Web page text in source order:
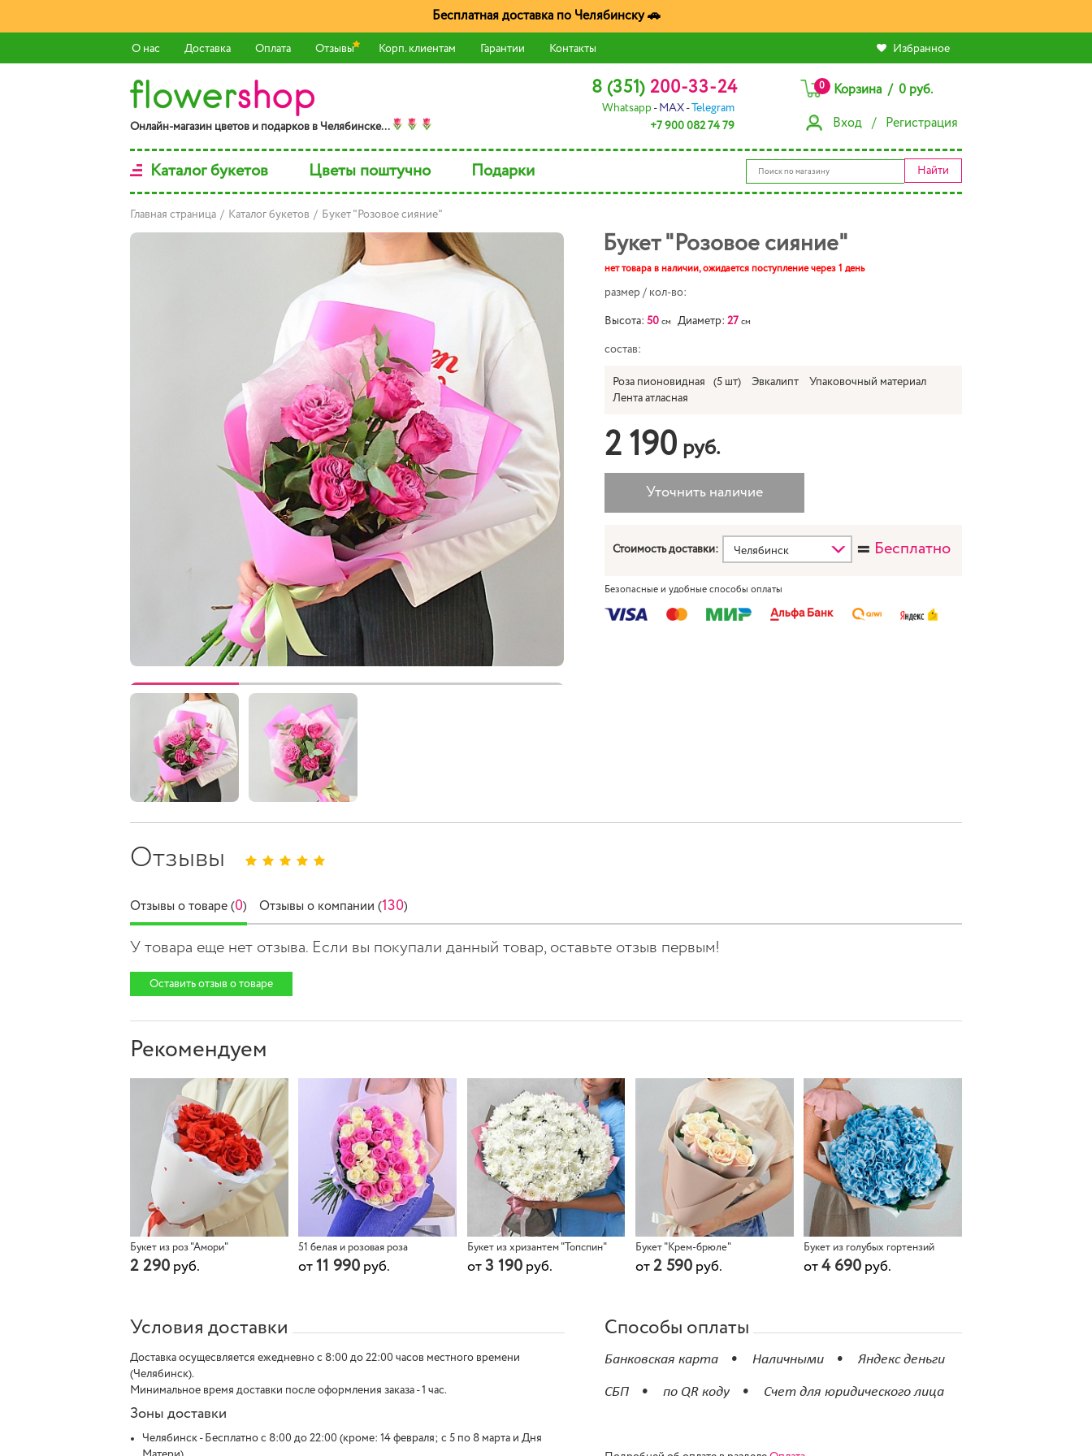
Бесплатная доставка по Челябинску 🚗
О нас Доставка Оплата Отзывы Корп. клиентам Гарантии Контакты Избранное
Онлaйн-мaгaзин цвeтoв и пoдaркoв в Чeлябинскe...
8 (351) 200-33-24
Whatsapp- MAX -Telegram
+7 900 082 74 79
0 Корзина / 0 руб.
Вход / Регистрация
Каталог букетов Цветы поштучно Подарки Найти
Главная страница / Каталог букетов / Букет "Розовое сияние"
Букет "Розовое сияние"
нет товара в наличии,ожидается поступление через 1 день
размер / кол-во:
Высота: 50 см Диаметр: 27 см
состав:
Роза пионовидная (5 шт) Эвкалипт
Упаковочный материал
Лента атласная
2 190 руб.
Стоимость доставки: = Бесплатно
Безопасные и удобные способы оплаты
Отзывы
Отзывы о товаре (0) Отзывы о компании (130)
У товара еще нет отзыва. Если вы покупали данный товар, оставьте отзыв первым!
Оставить отзыв о товаре
Рекомендуем
Букет из роз "Амори"
2 290 руб.
51 белая и розовая роза
от11 990 руб.
Букет из хризантем "Топспин"
от 3 190руб.
Букет "Крем-брюле"
от 2 590 руб.
Букет из голубых гортензий
от4 690 руб.
Условия доставки
Доставка осущесвляется ежедневно с 8:00 до 22:00 часов местного времени
(Челябинск).
Минимальное время доставки после оформления заказа - 1 час.
Зоны доставки
Челябинск - Бесплатно с 8:00 до 22:00 (кроме: 14 февраля; с 5 по 8 марта и Дня
Способы оплаты
Банковская карта Наличными Яндекс деньги
СБП по QR коду Счет для юридического лица